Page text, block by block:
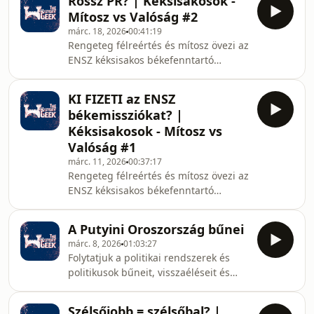
egyben legvitatottabb forradalmi
alakját vesszük górcső alá: Fidel
Castrót és Ernesto &#39;Che&#39;
Guevarát.Bár áldozataik száma
elmarad az olyan hírhedt
diktátorokétól, mint Sztálin, Hitler
vagy Mao Ce-tung, a &quot;tiszta
lelkű forradalmár&quot; imázsa
mögött j
Mítosz vs Valóság #2
márc. 18, 202600:41:19
Rengeteg félreértés és mítosz övezi az
ENSZ kéksisakos békefenntartó
elit” burkolt elnyomása. Ebben a
podcastsorozatban a legendák helyett
tényekkel foglalkozunk: mi működik,
mi nem, és miért.🎙️ Beszélgetők:
Lengyel Ádám és Mezey Bence
hadtörténészek, valamint Hárs
András, a NKE Nemzetközi Jogi
Tanszék munkatársa.Ebben a ré
KI FIZETI az ENSZ
békemissziókat? |
Kéksisakosok - Mítosz vs
Valóság #1
márc. 11, 202600:37:17
Rengeteg félreértés és mítosz övezi az
ENSZ kéksisakos békefenntartó
elit” burkolt elnyomása. Ebben a
podcastsorozatban a legendák helyett
tényekkel foglalkozunk: mi működik,
mi nem, és miért.🎙️ Vendégek /
beszélgetők: Lengyel Ádám és Mezey
Bence hadtörténészek, valamint Hárs
A Putyini Oroszország bűnei
márc. 8, 202601:03:27
Folytatjuk a politikai rendszerek és
politikusok bűneit, visszaéléseit és